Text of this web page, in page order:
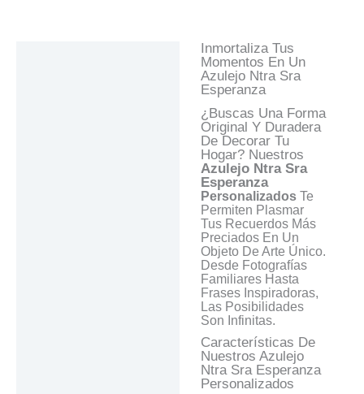
Inmortaliza Tus
Momentos En Un
Azulejo Ntra Sra
Esperanza
¿Buscas Una Forma
Original Y Duradera
De Decorar Tu
Hogar? Nuestros
Azulejo Ntra Sra
Esperanza
Personalizados Te
Permiten Plasmar
Tus Recuerdos Más
Preciados En Un
Objeto De Arte Único.
Desde Fotografías
Familiares Hasta
Frases Inspiradoras,
Las Posibilidades
Son Infinitas.
Características De
Nuestros Azulejo
Ntra Sra Esperanza
Personalizados